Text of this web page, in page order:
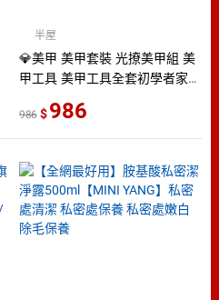
💎美甲 美甲套裝 光撩美甲組 美
甲工具 美甲工具全套初學者家用
全套打磨機
半屋
986 986